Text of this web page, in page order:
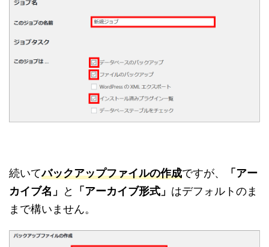
続いてバックアップファイルの作成ですが、
「アー
カイブ名」
と 「アーカイブ形式」 はデフォルトのま
まで構いません。